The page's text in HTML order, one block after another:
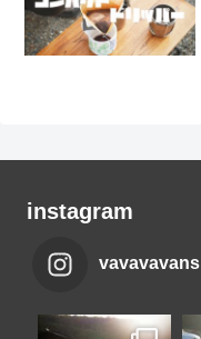
instagram
vavavavans